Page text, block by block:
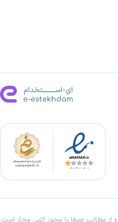
از مطالب صرفا با مجوز کتبی مجاز است.